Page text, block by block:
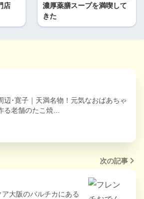
店
濃厚薬膳スープを満喫して
きた
辺･寛子｜天満名物！元気なおばあちゃ
る老舗のたこ焼…
次の記事
大阪のバルチカにある